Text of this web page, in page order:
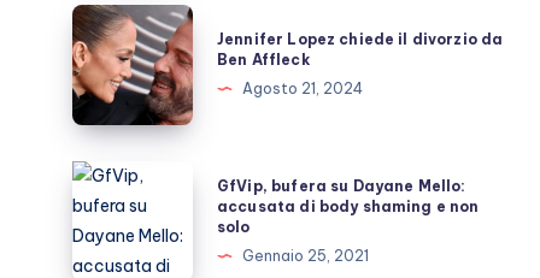
situazione
Jennifer
Lopez
chiede
il
divorzio
da
Ben
Affleck
Jennifer Lopez chiede il divorzio da
Ben Affleck
Agosto 21, 2024
GfVip,
bufera
su
Dayane
GfVip, bufera su Dayane Mello:
accusata di body shaming e non
solo
Gennaio 25, 2021